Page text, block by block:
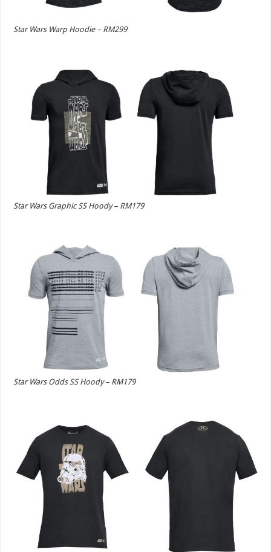
Star Wars Warp Hoodie – RM299
Star Wars Graphic SS Hoody – RM179
Star Wars Odds SS Hoody – RM179